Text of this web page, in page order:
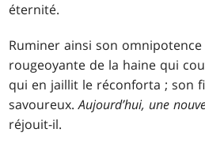
éternité.
Ruminer ainsi son
rougeoyante de la haine qui
qui en jaillit le réconforta ; son
savoureux.Aujourd’hui, une
réjouit-il.